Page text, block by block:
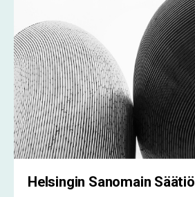
Helsingin Sanomain Säätiö